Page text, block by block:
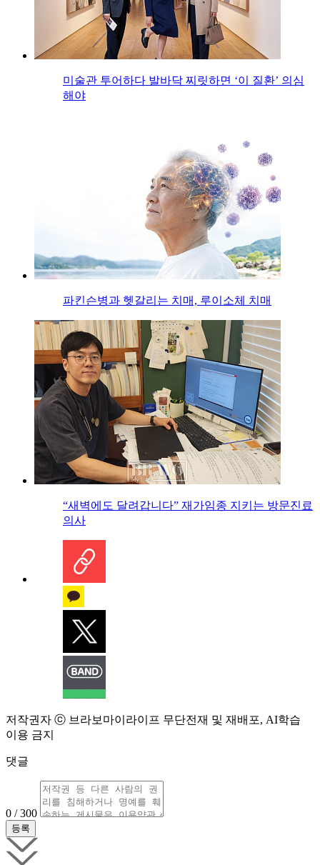
미술관 투어하다 발바닥 찌릿하면 ‘이 질환’ 의심
해야
파킨슨병과 헷갈리는 치매, 루이소체 치매
“새벽에도 달려갑니다” 재가임종 지키는 방문진료
의사
저작권자 ⓒ 브라보마이라이프 무단전재 및 재배포, AI학습
이용 금지
댓글
0 / 300